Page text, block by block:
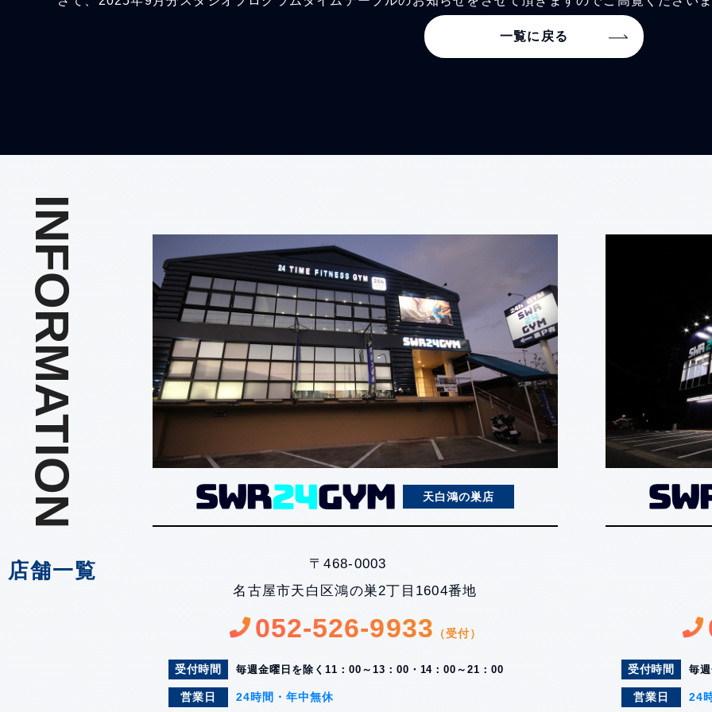
一覧に戻る
INFORMATION
店舗一覧
天白鴻の巣店
〒468-0003
名古屋市天白区鴻の巣2丁目1604番地
052-526-9933 （受付）
受付時間 毎週金曜日を除く 11：00～13：00・ 14：00～21：00
営業日 24時間・年中無休
受付時間 毎
営業日 24